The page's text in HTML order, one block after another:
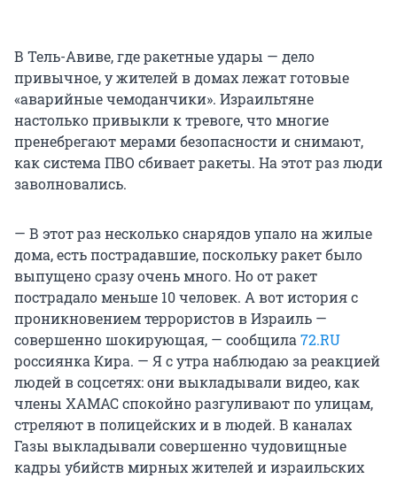
В Тель-Авиве, где ракетные удары — дело
привычное, у жителей в домах лежат готовые
«аварийные чемоданчики». Израильтяне
настолько привыкли к тревоге, что многие
пренебрегают мерами безопасности и снимают,
как система ПВО сбивает ракеты. На этот раз люди
заволновались.
— В этот раз несколько снарядов упало на жилые
дома, есть пострадавшие, поскольку ракет было
выпущено сразу очень много. Но от ракет
пострадало меньше 10 человек. А вот история с
проникновением террористов в Израиль —
совершенно шокирующая, — сообщила72.RU
россиянка Кира. — Я с утра наблюдаю за реакцией
людей в соцсетях: они выкладывали видео, как
члены ХАМАС спокойно разгуливают по улицам,
стреляют в полицейских и в людей. В каналах
Газы выкладывали совершенно чудовищные
кадры убийств мирных жителей и израильских